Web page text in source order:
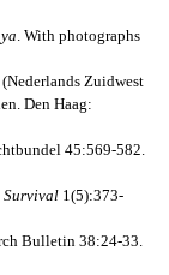
. With photographs
(Nederlands Zuidwest
Den Haag:
45:569-582.
1(5):373-
Bulletin 38:24-33.